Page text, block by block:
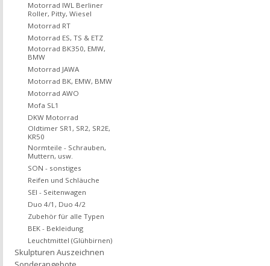
Motorrad IWL Berliner
Roller, Pitty, Wiesel
Motorrad RT
Motorrad ES, TS & ETZ
Motorrad BK350, EMW,
BMW
Motorrad JAWA
Motorrad BK, EMW, BMW
Motorrad AWO
Mofa SL1
DKW Motorrad
Oldtimer SR1, SR2, SR2E,
KR50
Normteile - Schrauben,
Muttern, usw.
SON - sonstiges
Reifen und Schläuche
SEI - Seitenwagen
Duo 4/1, Duo 4/2
Zubehör für alle Typen
BEK - Bekleidung
Leuchtmittel (Glühbirnen)
Skulpturen Auszeichnen